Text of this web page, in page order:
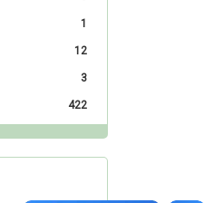
1
12
3
422